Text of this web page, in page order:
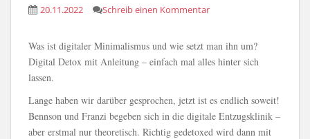
20.11.2022 Schreib einen Kommentar
Was ist digitaler Minimalismus und wie setzt man ihn um?
Digital Detox mit Anleitung – einfach mal alles hinter sich
lassen.
Lange haben wir darüber gesprochen, jetzt ist es endlich soweit!
Bennson und Franzi begeben sich in die digitale Entzugsklinik –
aber erstmal nur theoretisch. Richtig gedetoxed wird dann mit